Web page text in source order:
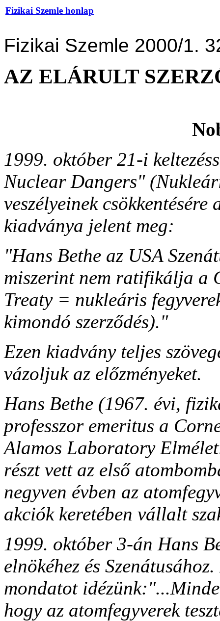
Fizikai Szemle honlap
Fizikai Szemle 2000/1.
AZ ELÁRULT
1999. október 21-i
Nuclear Dangers"
veszélyeinek
kiadványa jelent meg:
"Hans Bethe az USA
miszerint nem ratifikálja a
Treaty = nukleáris
kimondó szerződés)."
Ezen kiadvány teljes
vázoljuk az előzményeket.
Hans Bethe (1967. évi,
professzor emeritus a
Alamos Laboratory
részt vett az első
negyven évben az
akciók keretében vállalt
1999. október 3-án Hans
elnökéhez és
mondatot
hogy az atomfegyverek